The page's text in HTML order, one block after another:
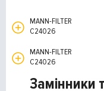
MANN-FILTER
C24026
MANN-FILTER
C24026
Замінники